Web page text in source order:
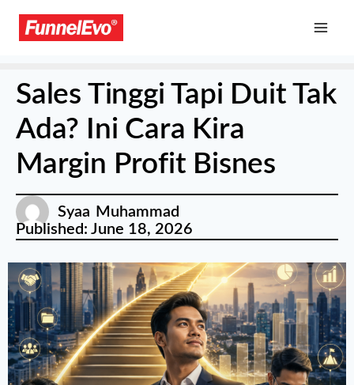
Sales Tinggi Tapi Duit Tak
Ada? Ini Cara Kira
Margin Profit Bisnes
Syaa Muhammad
Published: June 18, 2026